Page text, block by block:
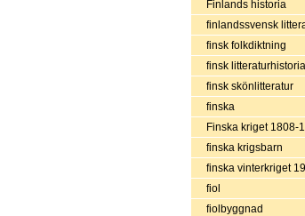
Finlands historia
finlandssvensk
finsk folkdiktning
finsk litteraturhistoria
finsk skönlitteratur
finska
Finska kriget 1808-
finska krigsbarn
finska vinterkriget
fiol
fiolbyggnad